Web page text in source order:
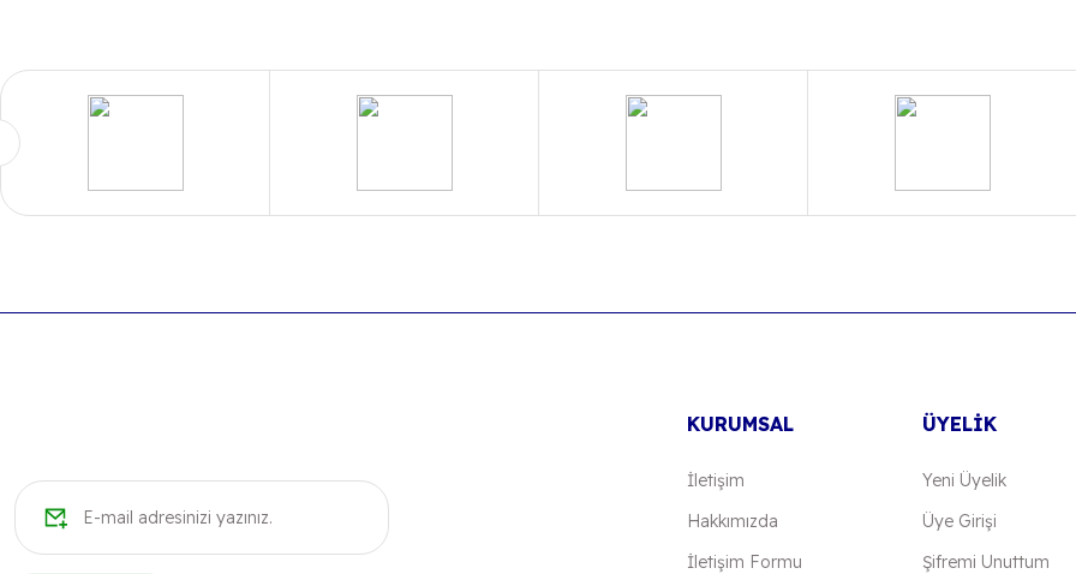
Ürün açıklamasında eksik bilgiler bulunuyor.
Bu ürüne benzer farklı alternatifler olmalı.
KURUMSAL
İletişim
Hakkımızda
İletişim Formu
ÜYELİK
Yeni Üyelik
Üye Girişi
Şifremi Unuttum